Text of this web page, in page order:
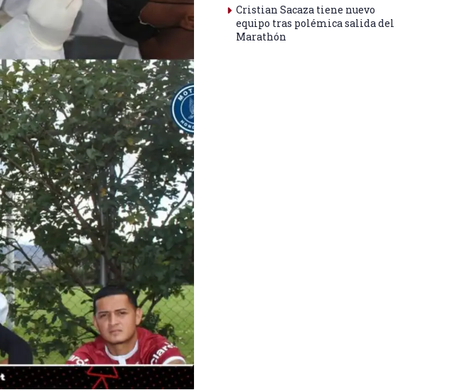
Cristian Sacaza tiene nuevo
equipo tras polémica salida del
Marathón